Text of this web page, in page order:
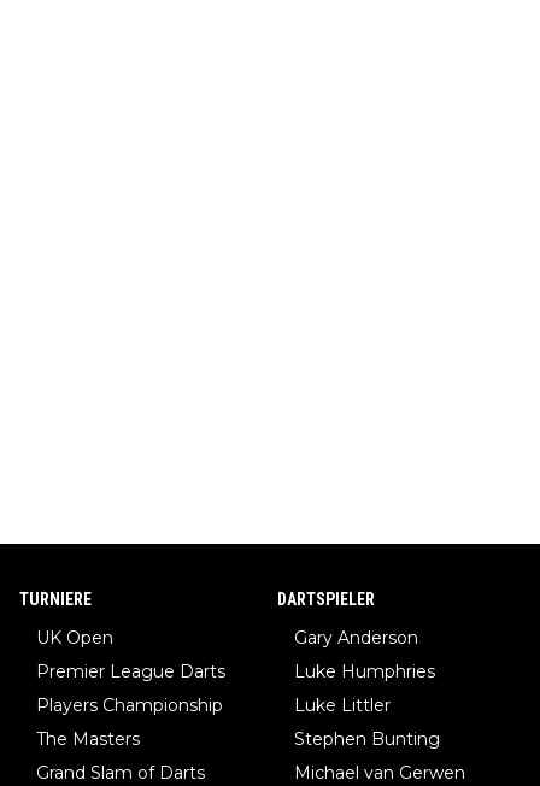
TURNIERE
UK Open
Premier League Darts
Players Championship
The Masters
Grand Slam of Darts
DARTSPIELER
Gary Anderson
Luke Humphries
Luke Littler
Stephen Bunting
Michael van Gerwen